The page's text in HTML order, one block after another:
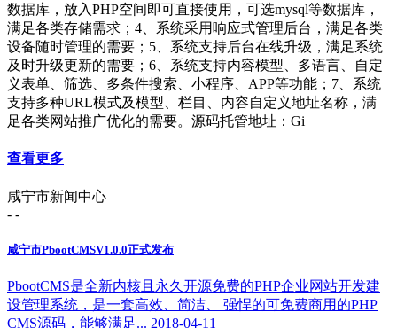
数据库，放入PHP空间即可直接使用，可选mysql等数据库，
满足各类存储需求；4、系统采用响应式管理后台，满足各类
设备随时管理的需要；5、系统支持后台在线升级，满足系统
及时升级更新的需要；6、系统支持内容模型、多语言、自定
义表单、筛选、多条件搜索、小程序、APP等功能；7、系统
支持多种URL模式及模型、栏目、内容自定义地址名称，满
足各类网站推广优化的需要。源码托管地址：Gi
查看更多
咸宁市新闻中心
- -
咸宁市PbootCMSV1.0.0正式发布
PbootCMS是全新内核且永久开源免费的PHP企业网站开发建
设管理系统，是一套高效、简洁、 强悍的可免费商用的PHP
CMS源码，能够满足... 2018-04-11